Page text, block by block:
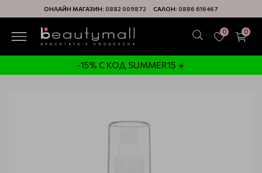
ОНЛАЙН МАГАЗИН: 0882 009872 САЛОН: 0886 616467
0 0
-15% С КОД SUMMER15 ☀️